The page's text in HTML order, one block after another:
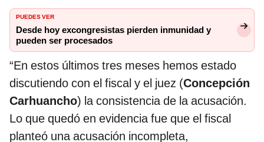
PUEDES VER
Desde hoy excongresistas pierden inmunidad y
pueden ser procesados
“En estos últimos tres meses hemos estado
discutiendo con el fiscal y el juez (Concepción
Carhuancho) la consistencia de la acusación.
Lo que quedó en evidencia fue que el fiscal
planteó una acusación incompleta,